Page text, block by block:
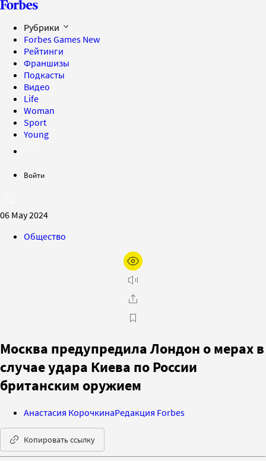
Рубрики
Forbes Games New
Рейтинги
Франшизы
Подкасты
Видео
Life
Woman
Sport
Young
Войти
06 May 2024
Общество
Москва предупредила Лондон о мерах в
случае удара Киева по России
британским оружием
Анастасия КорочкинаРедакция Forbes
Копировать ссылку